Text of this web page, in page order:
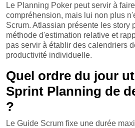
Le Planning Poker peut servir à
compréhension, mais lui non plus
Scrum. Atlassian présente les story
méthode d'estimation relative et
pas servir à établir des calendriers
productivité individuelle.
Quel ordre du jour
Sprint Planning de
?
Le Guide Scrum fixe une durée